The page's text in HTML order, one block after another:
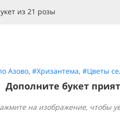
из 21 розы
Азово, #Хризантема, #Цветы
Дополните букет
на изображение, чтобы